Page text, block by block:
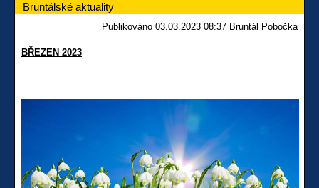
Bruntálské aktuality
Publikováno 03.03.2023 08:37 Bruntál Pobočka
BŘEZEN 2023